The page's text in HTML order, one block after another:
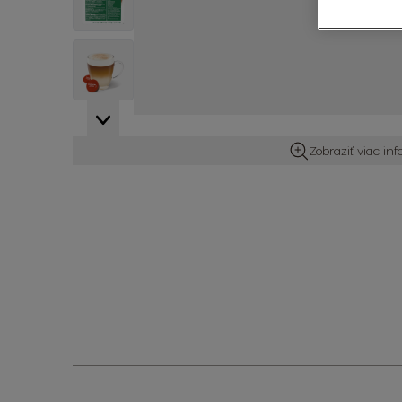
View larger image
Zobraziť viac